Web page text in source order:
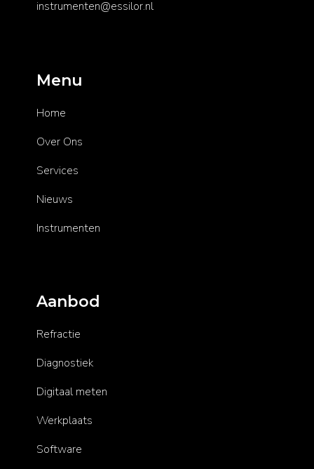
instrumenten@essilor.nl
Menu
Home
Over Ons
Services
Nieuws
Instrumenten
Aanbod
Refractie
Diagnostiek
Digitaal meten
Werkplaats
Software